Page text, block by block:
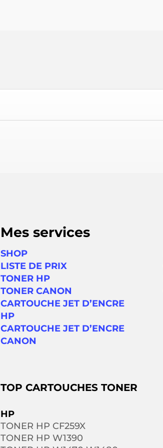
Mes services
SHOP
LISTE DE PRIX
TONER HP
TONER CANON
CARTOUCHE JET D’ENCRE
HP
CARTOUCHE JET D’ENCRE
CANON
TOP CARTOUCHES TONER
HP
TONER HP CF259X
TONER HP W1390